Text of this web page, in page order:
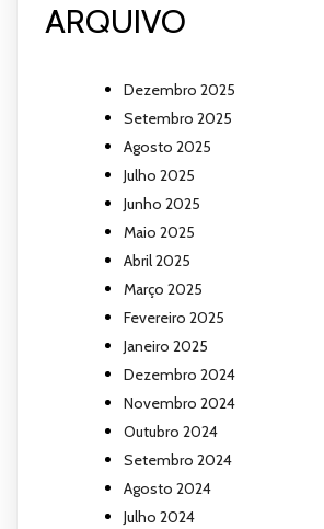
ARQUIVO
Dezembro 2025
Setembro 2025
Agosto 2025
Julho 2025
Junho 2025
Maio 2025
Abril 2025
Março 2025
Fevereiro 2025
Janeiro 2025
Dezembro 2024
Novembro 2024
Outubro 2024
Setembro 2024
Agosto 2024
Julho 2024